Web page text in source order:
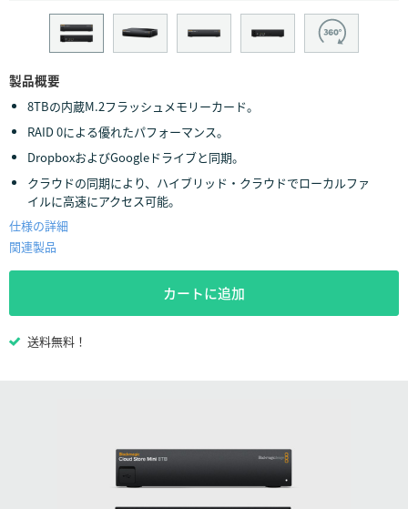
Germany
Hong Kong SAR, China
Italy
Japan
Korea
製品概要
8TBの内蔵M.2フラッシュメモリーカード。
RAID 0による優れたパフォーマンス。
DropboxおよびGoogleドライブと同期。
クラウドの同期により、ハイブリッド・クラウドでローカルファ
イルに高速にアクセス可能。
仕様の詳細
関連製品
カートに追加
送料無料！